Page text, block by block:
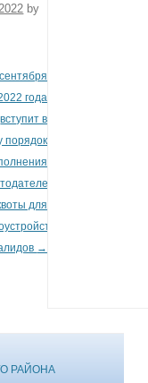
by
года
вступит в
порядок
для
→
РАЙОНА